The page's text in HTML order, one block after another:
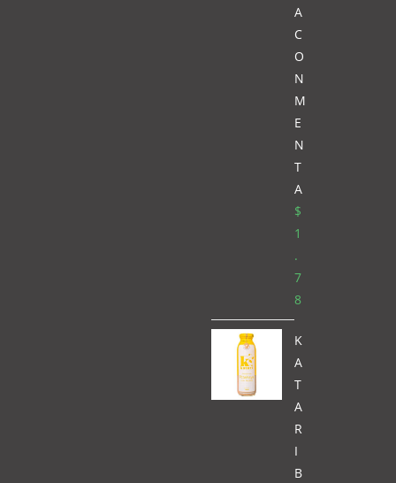
A
C
O
N
M
E
N
T
A
$
1
.
7
8
K
A
T
A
R
I
B